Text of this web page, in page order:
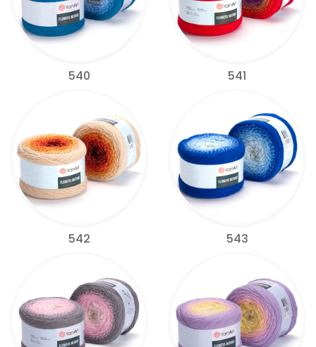
540 541
542 543